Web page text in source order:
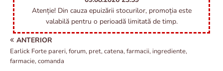
Atenție! Din cauza epuizării stocurilor, promoția este
valabilă pentru o perioadă limitată de timp.
ANTERIOR
Earlick Forte pareri, forum, pret, catena, farmacii, ingrediente,
farmacie, comanda